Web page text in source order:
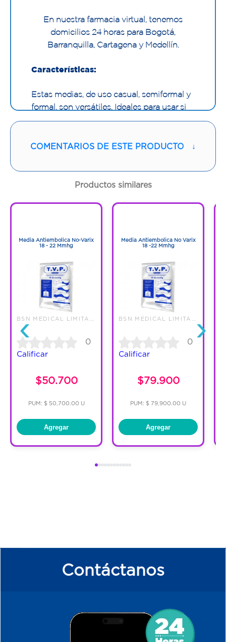
En nuestra farmacia virtual, tenemos
domicilios 24 horas para Bogotá,
Barranquilla, Cartagena y Medellín.
Características:
Estas medias, de uso casual, semiformal y
formal, son versátiles. Ideales para usar si
realizas labores donde permaneces mucho
baja compresión 8-15 mmHg No-Varix,
son un complemento para aliviar síntomas
en las piernas como: pesadez, dolor,
usarlas cuando no hay signos palpables o
COMENTARIOS DE ESTE PRODUCTO ↓
Productos similares
‹
Media Antiembolica No-Varix
18 - 22 Mmhg
0
Calificar
$50.700
PUM: $ 50,700.00 U
Agregar
Media Antiembolica No Varix
18 -22 Mmhg
0
Calificar
$79.900
PUM: $ 79,900.00 U
Agregar
›
Contáctanos